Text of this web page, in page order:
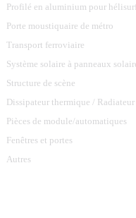
Profilé en aluminium pour
Porte moustiquaire de métro
Transport ferroviaire
Système solaire à panneaux
Structure de scène
Dissipateur thermique / Radiateur
Pièces de module/automatiques
Fenêtres et portes
Autres